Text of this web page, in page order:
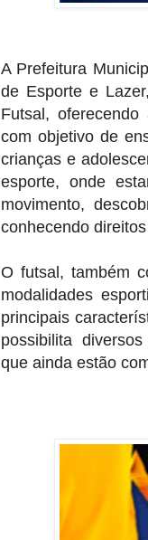
A Prefeitura
de Esporte e
Futsal,
com objetivo de
crianças e
esporte, onde
movimento,
conhecendo
O futsal, também
modalidades
principais
possibilita
que ainda estão